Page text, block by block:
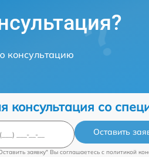
консультацию
консультация со
Оставить
заявку" Вы соглашаетесь c политикой